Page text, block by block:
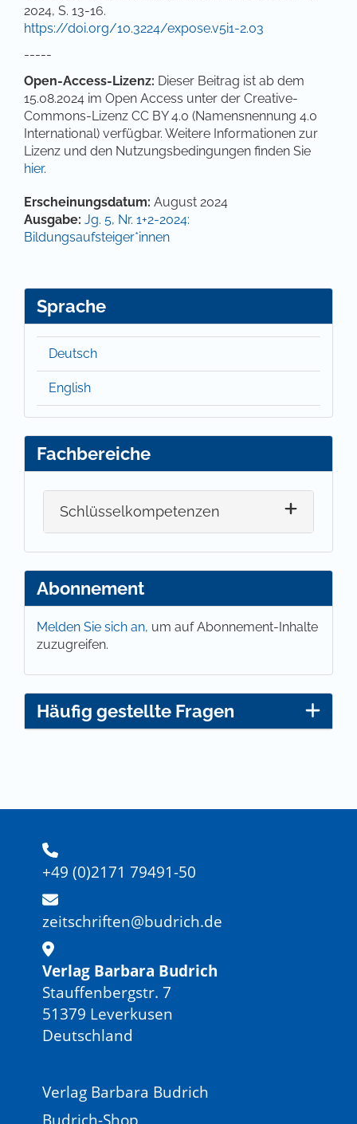
2024, S. 13-16.
https://doi.org/10.3224/expose.v5i1-2.03
-----
Open-Access-Lizenz: Dieser Beitrag ist ab dem
15.08.2024 im Open Access unter der Creative-
Commons-Lizenz CC BY 4.0 (Namensnennung 4.0
International) verfügbar. Weitere Informationen zur
Lizenz und den Nutzungsbedingungen finden Sie
hier.
Artikel-Details
Erscheinungsdatum: August 2024
Ausgabe: Jg. 5, Nr. 1+2-2024:
Bildungsaufsteiger*innen
Sprache
Deutsch
English
Fachbereiche
Schlüsselkompetenzen
Abonnement
Melden Sie sich an, um auf Abonnement-Inhalte
zuzugreifen.
Häufig gestellte Fragen
+49 (0)2171 79491-50
zeitschriften@budrich.de
Verlag Barbara Budrich
Stauffenbergstr. 7
51379 Leverkusen
Deutschland
Verlag Barbara Budrich
Budrich-Shop